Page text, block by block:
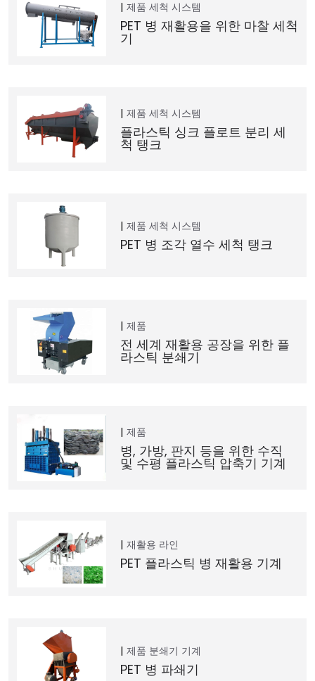
제품 세척 시스템
PET 병 재활용을 위한 마찰 세척
기
제품 세척 시스템
플라스틱 싱크 플로트 분리 세
척 탱크
제품 세척 시스템
PET 병 조각 열수 세척 탱크
제품
전 세계 재활용 공장을 위한 플
라스틱 분쇄기
제품
병, 가방, 판지 등을 위한 수직
및 수평 플라스틱 압축기 기계
재활용 라인
PET 플라스틱 병 재활용 기계
제품 분쇄기 기계
PET 병 파쇄기